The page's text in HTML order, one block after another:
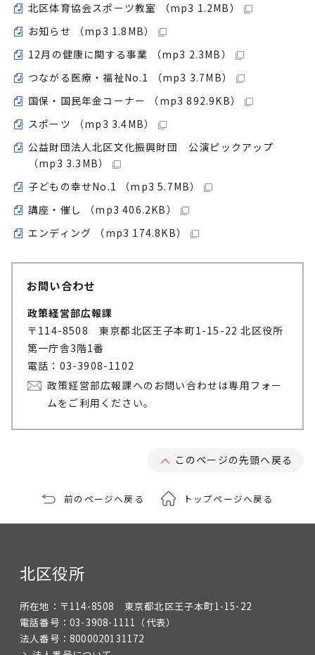
北区体育協会スポーツ教室 （mp3 1.2MB）
お知らせ （mp3 1.8MB）
12月の健康に関する事業 （mp3 2.3MB）
つながる医療・福祉No.1 （mp3 3.7MB）
国保・国民年金コーナー （mp3 892.9KB）
スポーツ （mp3 3.4MB）
公益財団法人北区文化振興財団 公演ピックアップ
（mp3 3.3MB）
子どもの幸せNo.1 （mp3 5.7MB）
講座・催し （mp3 406.2KB）
エンディング （mp3 174.8KB）
お問い合わせ
政策経営部広報課
〒114-8508 東京都北区王子本町1-15-22 北区役所
第一庁舎3階1番
電話：03-3908-1102
政策経営部広報課へのお問い合わせは専用フォー
ムをご利用ください。
このページの先頭へ戻る
前のページへ戻る トップページへ戻る
北区役所
所在地： 〒114-8508 東京都北区王子本町1-15-22
電話番号： 03-3908-1111 （代表）
法人番号： 8000020131172